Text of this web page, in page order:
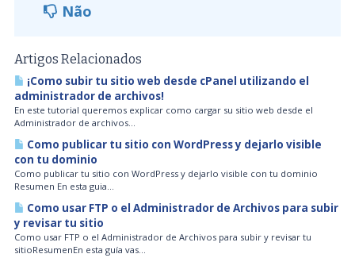
Não
Artigos Relacionados
¡Como subir tu sitio web desde cPanel utilizando el
administrador de archivos!
En este tutorial queremos explicar como cargar su sitio web desde el
Administrador de archivos...
Como publicar tu sitio con WordPress y dejarlo visible
con tu dominio
Como publicar tu sitio con WordPress y dejarlo visible con tu dominio
Resumen En esta guia...
Como usar FTP o el Administrador de Archivos para subir
y revisar tu sitio
Como usar FTP o el Administrador de Archivos para subir y revisar tu
sitioResumenEn esta guía vas...